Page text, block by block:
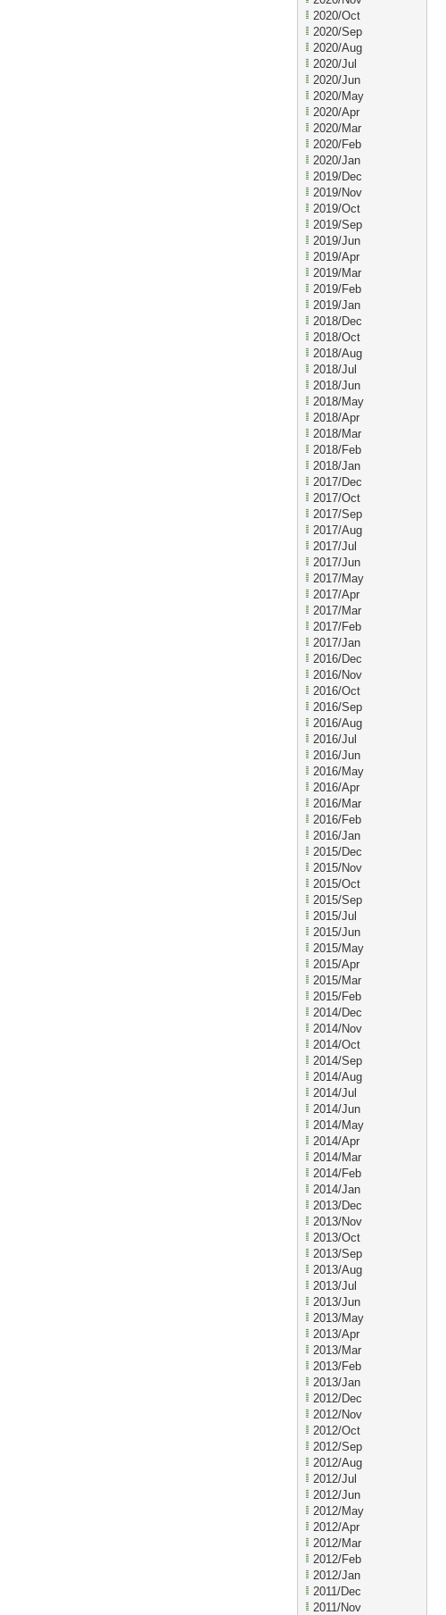
2020/Oct
2020/Sep
2020/Aug
2020/Jul
2020/Jun
2020/May
2020/Apr
2020/Mar
2020/Feb
2020/Jan
2019/Dec
2019/Nov
2019/Oct
2019/Sep
2019/Jun
2019/Apr
2019/Mar
2019/Feb
2019/Jan
2018/Dec
2018/Oct
2018/Aug
2018/Jul
2018/Jun
2018/May
2018/Apr
2018/Mar
2018/Feb
2018/Jan
2017/Dec
2017/Oct
2017/Sep
2017/Aug
2017/Jul
2017/Jun
2017/May
2017/Apr
2017/Mar
2017/Feb
2017/Jan
2016/Dec
2016/Nov
2016/Oct
2016/Sep
2016/Aug
2016/Jul
2016/Jun
2016/May
2016/Apr
2016/Mar
2016/Feb
2016/Jan
2015/Dec
2015/Nov
2015/Oct
2015/Sep
2015/Jul
2015/Jun
2015/May
2015/Apr
2015/Mar
2015/Feb
2014/Dec
2014/Nov
2014/Oct
2014/Sep
2014/Aug
2014/Jul
2014/Jun
2014/May
2014/Apr
2014/Mar
2014/Feb
2014/Jan
2013/Dec
2013/Nov
2013/Oct
2013/Sep
2013/Aug
2013/Jul
2013/Jun
2013/May
2013/Apr
2013/Mar
2013/Feb
2013/Jan
2012/Dec
2012/Nov
2012/Oct
2012/Sep
2012/Aug
2012/Jul
2012/Jun
2012/May
2012/Apr
2012/Mar
2012/Feb
2012/Jan
2011/Dec
2011/Nov